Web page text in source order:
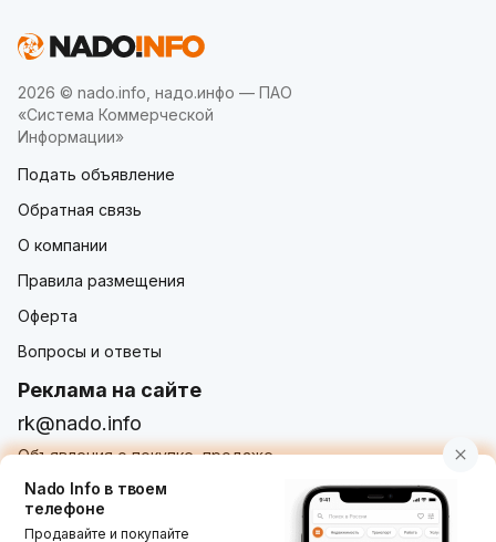
2026 © nado.info, надо.инфо — ПАО
«Система Коммерческой
Информации»
Подать объявление
Обратная связь
О компании
Правила размещения
Оферта
Вопросы и ответы
Реклама на сайте
rk@nado.info
Объявления о покупке, продаже,
услугах от частных лиц и организаций
Nado Info в твоем
телефоне
Продавайте и покупайте